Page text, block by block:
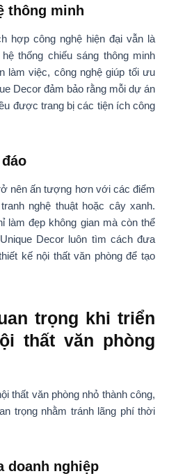
thông minh
hợp công nghệ hiện đại vẫn là
thống chiếu sáng thông minh
làm việc, công nghệ giúp tối ưu
Decor đảm bảo rằng mỗi dự án
được trang bị các tiện ích công
nên ấn tượng hơn với các điểm
nghệ thuật hoặc cây xanh.
làm đẹp không gian mà còn thể
Decor luôn tìm cách đưa
kế nội thất văn phòng để tạo
trọng khi triển
thất văn phòng
thất văn phòng nhỏ thành công,
trọng nhằm tránh lãng phí thời
doanh nghiệp